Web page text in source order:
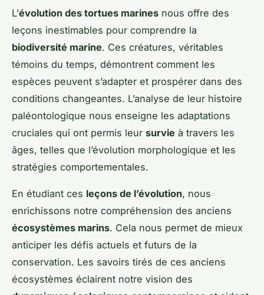
L’évolution des tortues marines nous offre des
leçons inestimables pour comprendre la
biodiversité marine. Ces créatures, véritables
témoins du temps, démontrent comment les
espèces peuvent s’adapter et prospérer dans des
conditions changeantes. L’analyse de leur histoire
paléontologique nous enseigne les adaptations
cruciales qui ont permis leur survie à travers les
âges, telles que l’évolution morphologique et les
stratégies comportementales.
En étudiant ces leçons de l’évolution, nous
enrichissons notre compréhension des anciens
écosystèmes marins. Cela nous permet de mieux
anticiper les défis actuels et futurs de la
conservation. Les savoirs tirés de ces anciens
écosystèmes éclairent notre vision des